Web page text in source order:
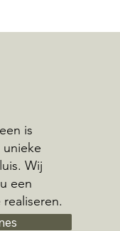
is
unieke
Wij
een